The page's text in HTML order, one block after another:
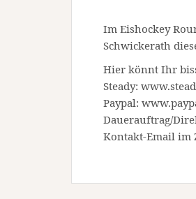
Im Eishockey
Schwickerath
Hier könnt Ihr
Steady:
Paypal:
Dauerauftrag/
Kontakt-Email im